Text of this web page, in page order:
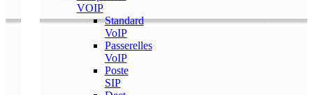
VOIP
Standard
VoIP
Passerelles
VoIP
Poste
SIP